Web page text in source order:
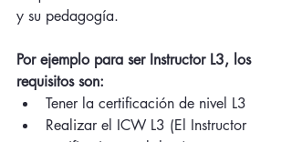
y su pedagogía.
Por ejemplo para ser Instructor L3, los
requisitos son:
Tener la certificación de nivel L3
Realizar el ICW L3 (El Instructor